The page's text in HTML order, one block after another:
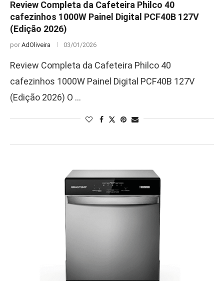
Review Completa da Cafeteira Philco 40
cafezinhos 1000W Painel Digital PCF40B 127V
(Edição 2026)
por AdOliveira 03/01/2026
Review Completa da Cafeteira Philco 40
cafezinhos 1000W Painel Digital PCF40B 127V
(Edição 2026) O …